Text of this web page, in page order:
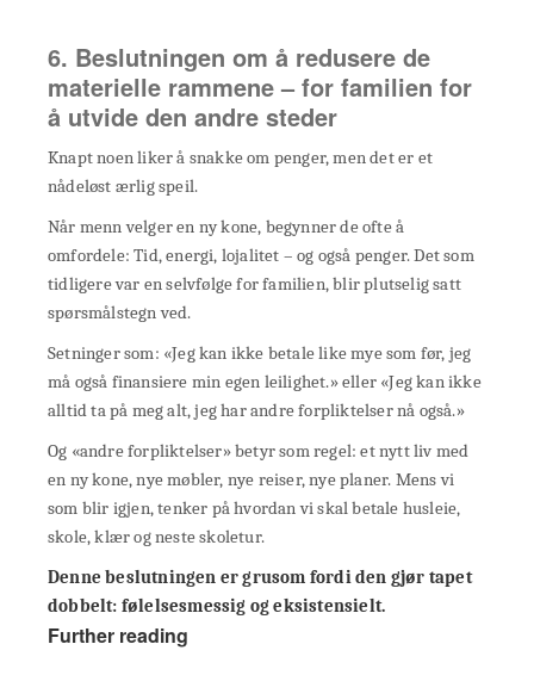
6. Beslutningen om å redusere de
materielle rammene – for familien for
å utvide den andre steder
Knapt noen liker å snakke om penger, men det er et
nådeløst ærlig speil.
Når menn velger en ny kone, begynner de ofte å
omfordele: Tid, energi, lojalitet – og også penger. Det som
tidligere var en selvfølge for familien, blir plutselig satt
spørsmålstegn ved.
Setninger som: «Jeg kan ikke betale like mye som før, jeg
må også finansiere min egen leilighet.» eller «Jeg kan ikke
alltid ta på meg alt, jeg har andre forpliktelser nå også.»
Og «andre forpliktelser» betyr som regel: et nytt liv med
en ny kone, nye møbler, nye reiser, nye planer. Mens vi
som blir igjen, tenker på hvordan vi skal betale husleie,
skole, klær og neste skoletur.
Denne beslutningen er grusom fordi den gjør tapet
dobbelt: følelsesmessig og eksistensielt.
Further reading